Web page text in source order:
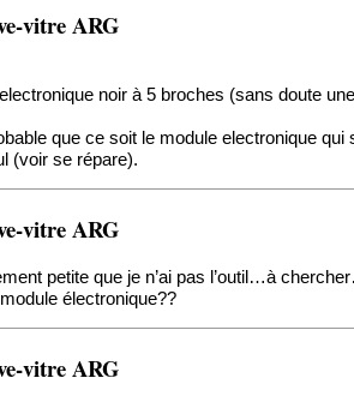
vitre ARG
noir à 5 broches (sans doute
que ce soit le module electronique qui
(voir se répare).
vitre ARG
petite que je n’ai pas l’outil…à
électronique??
vitre ARG